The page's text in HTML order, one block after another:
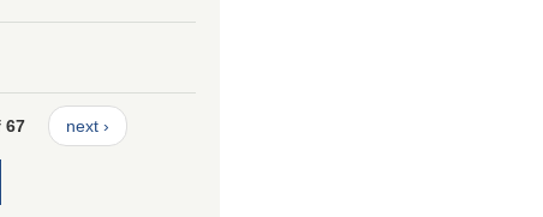
67 next ›